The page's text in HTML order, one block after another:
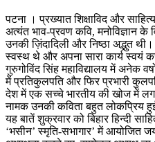
पटना । प्रख्यात शिक्षाविद और
अत्यंत भाव-प्रवण कवि, मनोविज्ञान के
उनकी ज़िंदादिली और निष्ठा अद्भुत
स्वस्थ थे और अपना सारा कार्य स्वयं
गुरुगोविंद सिंह महाविद्यालय में अनेक
में प्रतिकुलपति और फिर प्रभारी
देश में एक सच्चे भारतीय की खोज में
नामक उनकी कविता बहुत लोकप्रिय
यह बातें शुक्रवार को बिहार हिन्दी
‘भसीन’ स्मृति-सभागार’ में आयोजित